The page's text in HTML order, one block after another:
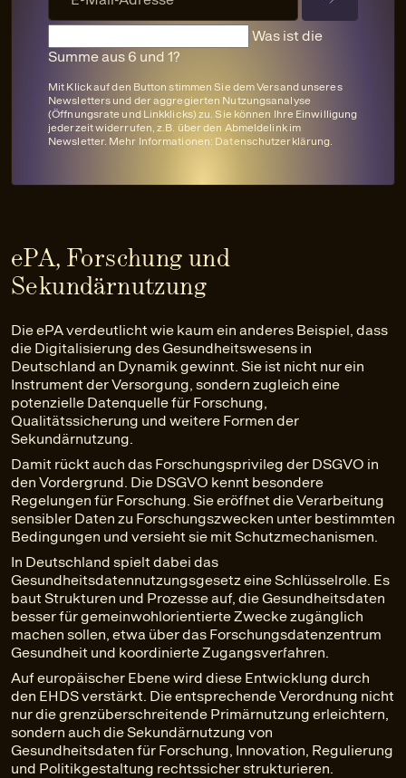
Was ist die
Summe aus 6 und 1?
Mit Klick auf den Button stimmen Sie dem Versand unseres
Newsletters und der aggregierten Nutzungsanalyse
(Öffnungsrate und Linkklicks) zu. Sie können Ihre Einwilligung
jederzeit widerrufen, z.B. über den Abmeldelink im
Newsletter. Mehr Informationen: Datenschutzerklärung
ePA, Forschung und
Sekundärnutzung
Die ePA verdeutlicht wie kaum ein anderes Beispiel, dass
die Digitalisierung des Gesundheitswesens in
Deutschland an Dynamik gewinnt. Sie ist nicht nur ein
Instrument der Versorgung, sondern zugleich eine
potenzielle Datenquelle für Forschung,
Qualitätssicherung und weitere Formen der
Sekundärnutzung.
Damit rückt auch das Forschungsprivileg der DSGVO in
den Vordergrund. Die DSGVO kennt besondere
Regelungen für Forschung. Sie eröffnet die Verarbeitung
sensibler Daten zu Forschungszwecken unter bestimmten
Bedingungen und versieht sie mit Schutzmechanismen.
In Deutschland spielt dabei das
Gesundheitsdatennutzungsgesetz eine Schlüsselrolle. Es
baut Strukturen und Prozesse auf, die Gesundheitsdaten
besser für gemeinwohlorientierte Zwecke zugänglich
machen sollen, etwa über das Forschungsdatenzentrum
Gesundheit und koordinierte Zugangsverfahren.
Auf europäischer Ebene wird diese Entwicklung durch
den EHDS verstärkt. Die entsprechende Verordnung nicht
nur die grenzüberschreitende Primärnutzung erleichtern,
sondern auch die Sekundärnutzung von
Gesundheitsdaten für Forschung, Innovation, Regulierung
und Politikgestaltung rechtssicher strukturieren.